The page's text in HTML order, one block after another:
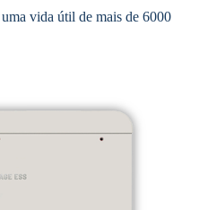
vida útil de mais de 6000